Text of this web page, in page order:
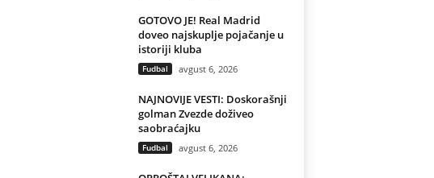
GOTOVO JE! Real Madrid
doveo najskuplje pojačanje u
istoriji kluba
Fudbal avgust 6, 2026
NAJNOVIJE VESTI: Doskorašnji
golman Zvezde doživeo
saobraćajku
Fudbal avgust 6, 2026